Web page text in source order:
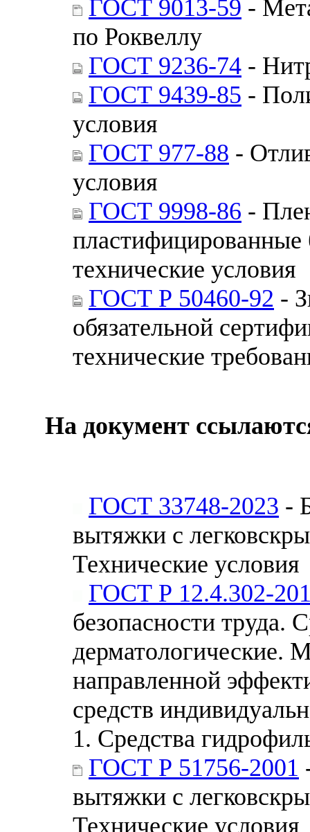
ГОСТ 9013-59 -
по Роквеллу
ГОСТ 9236-74 -
ГОСТ 9439-85 -
условия
ГОСТ 977-88 -
условия
ГОСТ 9998-86 -
технические условия
ГОСТ Р 50460-92 -
обязательной
технические
На документ
ГОСТ 33748-2023 -
вытяжки с
Технические условия
ГОСТ Р 12.4.302-
безопасности труда.
дерматологические.
направленной
средств
1. Средства
ГОСТ Р 51756-2001
вытяжки с
Технические условия